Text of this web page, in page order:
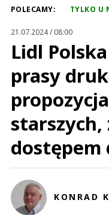
POLECAMY: TYLKO U
21.07.2024 / 08:00
Lidl
prasy
starszych,
dostępem
KONRAD